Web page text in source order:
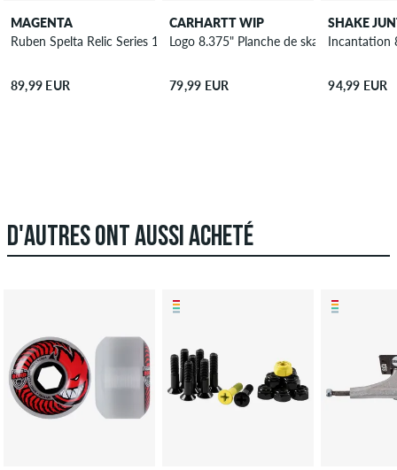
MAGENTA
Ruben Spelta Relic Series 1992 Retro Shape 8.4" Planche de
89,99 EUR
CARHARTT WIP
Logo 8.375" Planche de skateboard
79,99 EUR
SHAKE
Incantation
94,99 EUR
D'AUTRES ONT AUSSI ACHETÉ